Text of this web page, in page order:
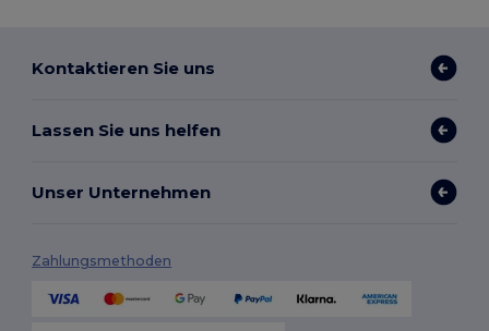
Kontaktieren Sie uns
Lassen Sie uns helfen
Unser Unternehmen
Zahlungsmethoden